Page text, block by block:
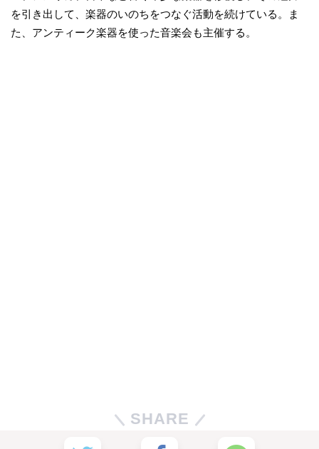
を引き出して、楽器のいのちをつなぐ活動を続けている。ま
た、アンティーク楽器を使った音楽会も主催する。
SHARE